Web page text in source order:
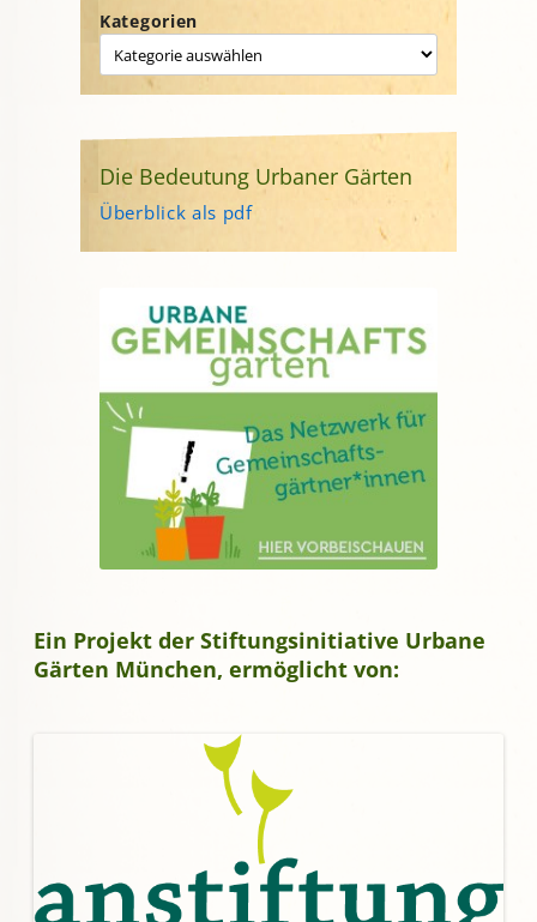
Kategorien
Die Bedeutung Urbaner Gärten
Überblick als pdf
Ein Projekt der Stiftungsinitiative Urbane
Gärten München, ermöglicht von: